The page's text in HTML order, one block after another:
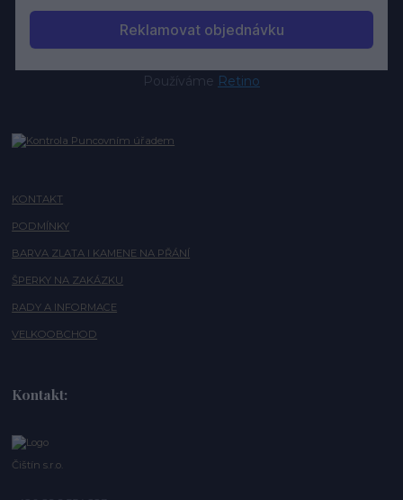
Používáme Retino
KONTAKT
PODMÍNKY
BARVA ZLATA I KAMENE NA PŘÁNÍ
ŠPERKY NA ZAKÁZKU
RADY A INFORMACE
VELKOOBCHOD
Kontakt:
Čištín s.r.o.